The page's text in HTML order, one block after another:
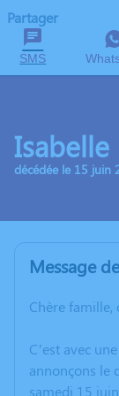
Partager
SMS
Isabelle
décédée le 15 juin
Message
Chère famille,
C’est avec
annonçons le
samedi 15